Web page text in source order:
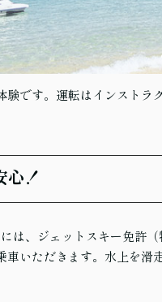
験です。運転はインストラ
心！
は、ジェットスキー免許
車いただきます。水上を滑